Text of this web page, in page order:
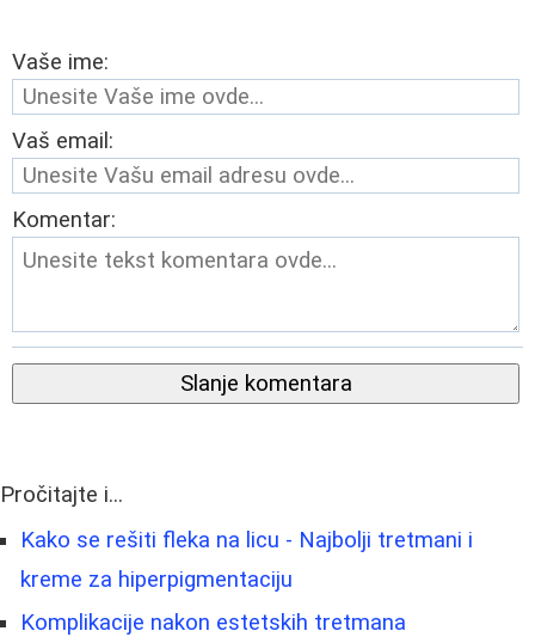
Vaše ime:
Vaš email:
Komentar:
Slanje komentara
Pročitajte i...
Kako se rešiti fleka na licu - Najbolji tretmani i
kreme za hiperpigmentaciju
Komplikacije nakon estetskih tretmana